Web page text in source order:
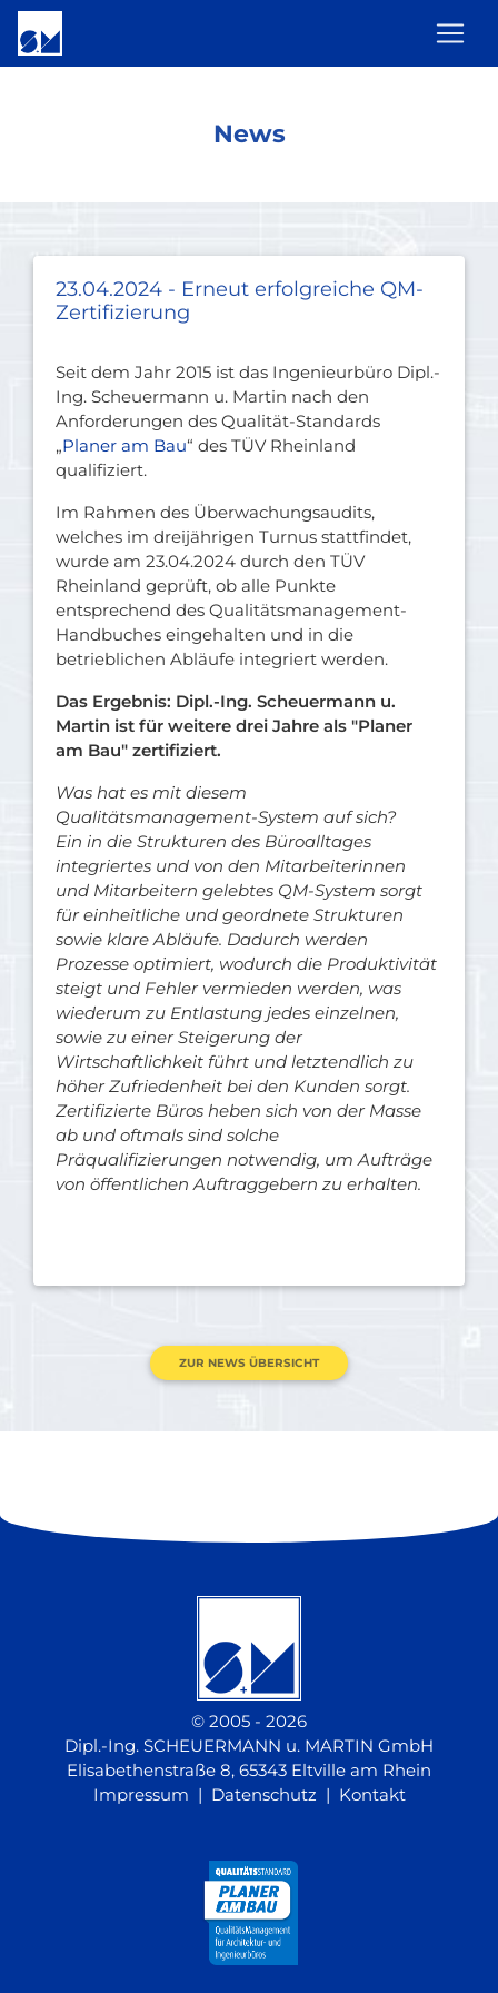
News
23.04.2024 - Erneut erfolgreiche QM-
Zertifizierung
Seit dem Jahr 2015 ist das Ingenieurbüro Dipl.-
Ing. Scheuermann u. Martin nach den
Anforderungen des Qualität-Standards
„Planer am Bau“ des TÜV Rheinland
qualifiziert.
Im Rahmen des Überwachungsaudits,
welches im dreijährigen Turnus stattfindet,
wurde am 23.04.2024 durch den TÜV
Rheinland geprüft, ob alle Punkte
entsprechend des Qualitätsmanagement-
Handbuches eingehalten und in die
betrieblichen Abläufe integriert werden.
Das Ergebnis: Dipl.-Ing. Scheuermann u.
Martin ist für weitere drei Jahre als "Planer
am Bau" zertifiziert.
Was hat es mit diesem
Qualitätsmanagement-System auf sich?
Ein in die Strukturen des Büroalltages
integriertes und von den Mitarbeiterinnen
und Mitarbeitern gelebtes QM-System sorgt
für einheitliche und geordnete Strukturen
sowie klare Abläufe. Dadurch werden
Prozesse optimiert, wodurch die Produktivität
steigt und Fehler vermieden werden, was
wiederum zu Entlastung jedes einzelnen,
sowie zu einer Steigerung der
Wirtschaftlichkeit führt und letztendlich zu
höher Zufriedenheit bei den Kunden sorgt.
Zertifizierte Büros heben sich von der Masse
ab und oftmals sind solche
Präqualifizierungen notwendig, um Aufträge
von öffentlichen Auftraggebern zu erhalten.
ZUR NEWS ÜBERSICHT
© 2005 - 2026
Dipl.-Ing. SCHEUERMANN u. MARTIN GmbH
Elisabethenstraße 8, 65343 Eltville am Rhein
Impressum | Datenschutz | Kontakt